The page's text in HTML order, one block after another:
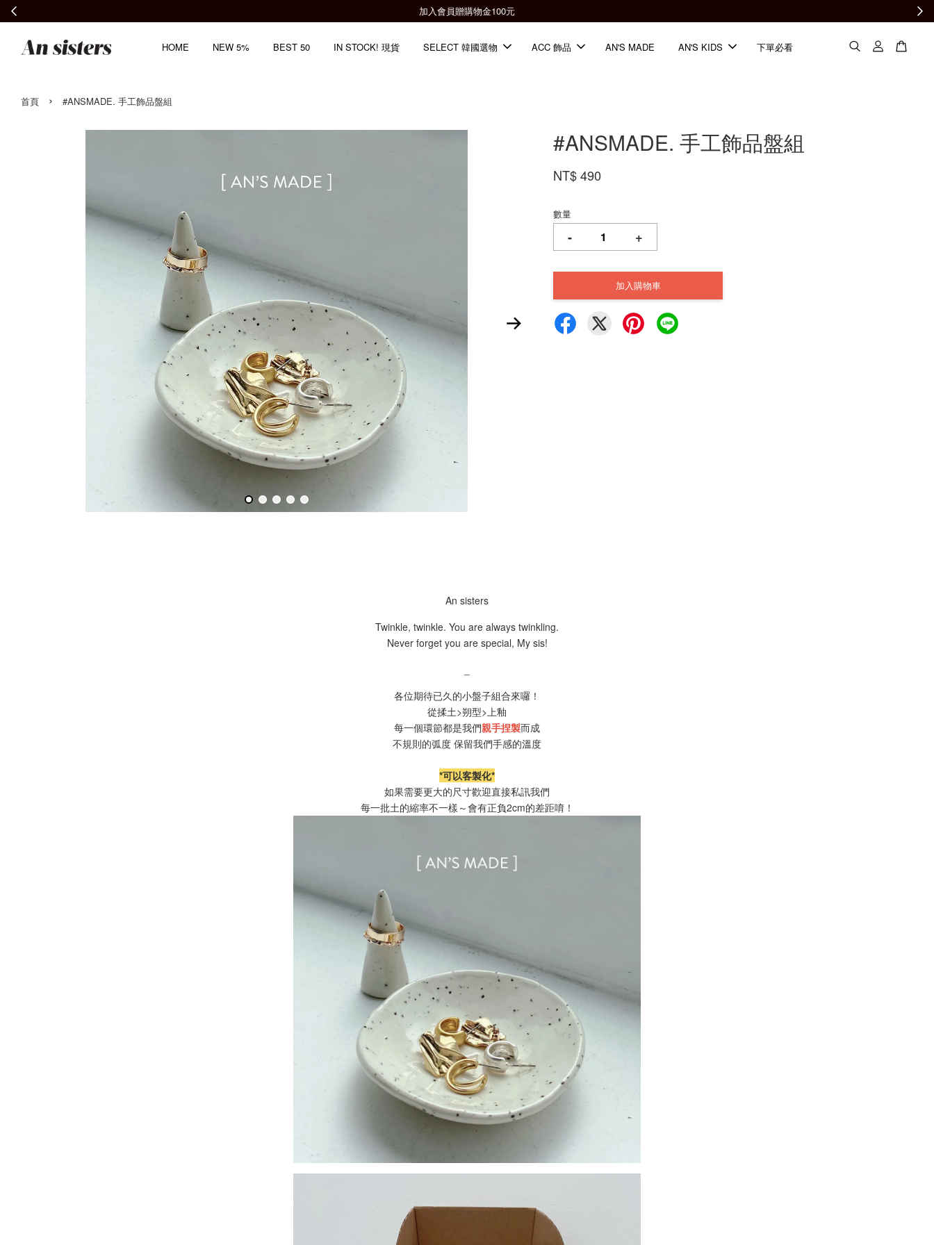
全館滿2000免運📦
HOME NEW 5% BEST 50 IN STOCK! 現貨 SELECT 韓國選物 ACC 飾品 AN'S MADE AN'S KIDS 下單必看
首頁 › #ANSMADE. 手工飾品盤組
#ANSMADE. 手工飾品盤組
NT$ 490
數量
- +
加入購物車
An sisters
Twinkle, twinkle. You are always twinkling.
Never forget you are special, My sis!
各位期待已久的小盤子組合來囉！
從揉土>朔型>上釉
每一個環節都是我們親手捏製而成
不規則的弧度 保留我們手感的溫度
*可以客製化*
如果需要更大的尺寸歡迎直接私訊我們
每一批土的縮率不一樣～會有正負2cm的差距唷！